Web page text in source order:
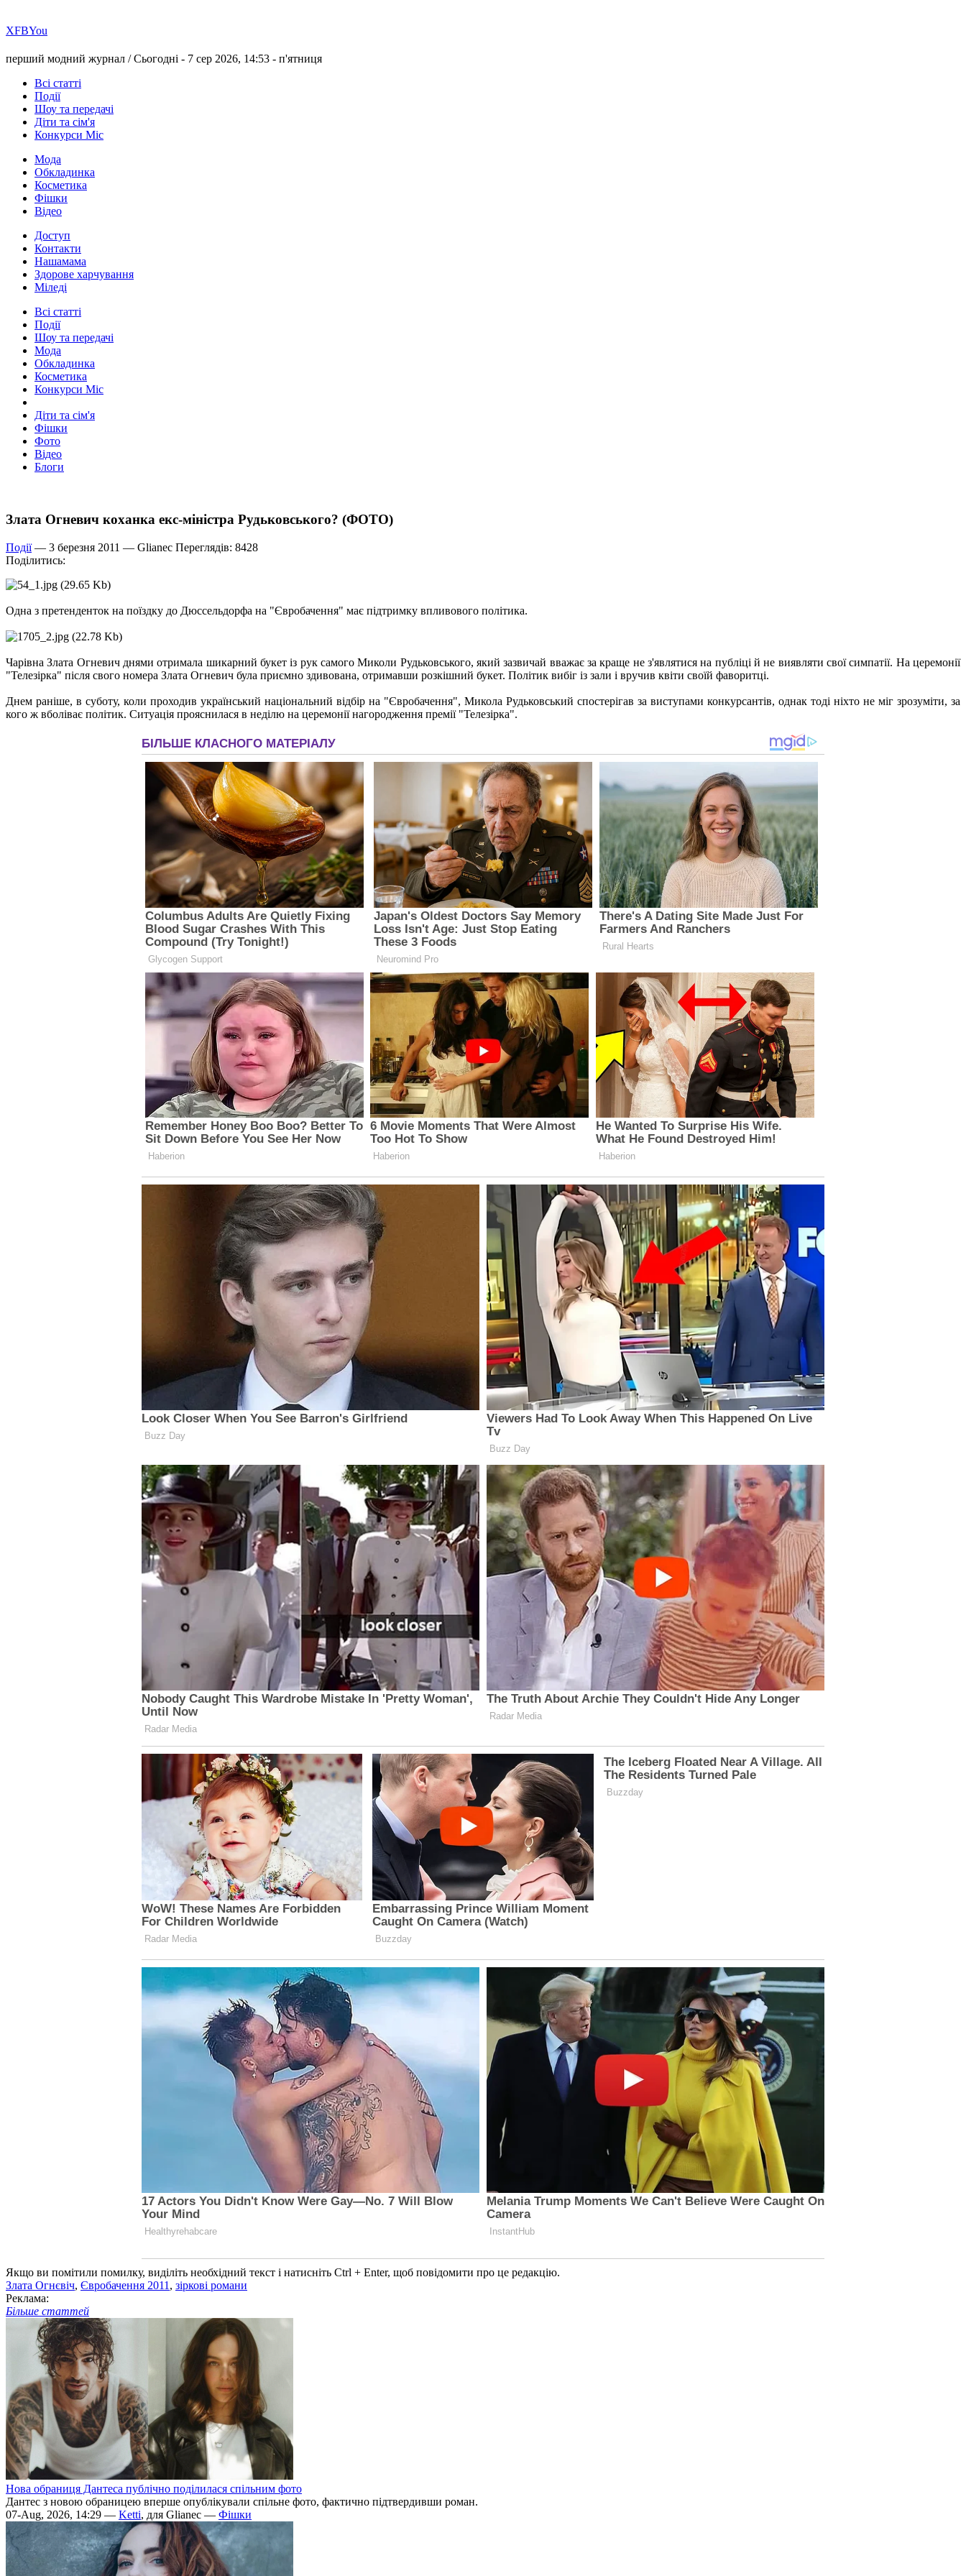
ХFBYou
перший модний журнал /Сьогодні - 7 сер 2026, 14:53 - п'ятниця
Всі статті
Події
Шоу та передачі
Діти та сім'я
Конкурси Міс
Мода
Обкладинка
Косметика
Фішки
Відео
Доступ
Контакти
Нашамама
Здорове харчування
Міледі
Всі статті
Події
Шоу та передачі
Мода
Обкладинка
Косметика
Конкурси Міс
Діти та сім'я
Фішки
Фото
Відео
Блоги
Злата Огневич коханка екс-міністра Рудьковського? (ФОТО)
Події— 3 березня 2011 — Glianec Переглядів: 8428
Поділитись:
Одна з претенденток на поїздку до Дюссельдорфа на "Євробачення" має підтримку впливового політика.
Чарівна Злата Огневич днями отримала шикарний букет із рук самого Миколи Рудьковського, який зазвичай вважає за краще не з'являтися на публіці й не виявляти свої симпатії. На церемонії
"Телезірка" після свого номера Злата Огневич була приємно здивована, отримавши розкішний букет. Політик вибіг із зали і вручив квіти своїй фаворитці.
Днем раніше, в суботу, коли проходив український національний відбір на "Євробачення", Микола Рудьковський спостерігав за виступами конкурсантів, однак тоді ніхто не міг зрозуміти, за
кого ж вболіває політик. Ситуація прояснилася в неділю на церемонії нагородження премії "Телезірка".
Якщо ви помітили помилку, виділіть необхідний текст і натисніть Ctrl + Enter, щоб повідомити про це редакцію.
Злата Огнєвіч, Євробачення 2011, зіркові романи
Реклама:
Більше статтей
Нова обраниця Дантеса публічно поділилася спільним фото
Дантес з новою обраницею вперше опублікували спільне фото, фактично підтвердивши роман.
07-Aug, 2026, 14:29 — Ketti, для Glianec — Фішки